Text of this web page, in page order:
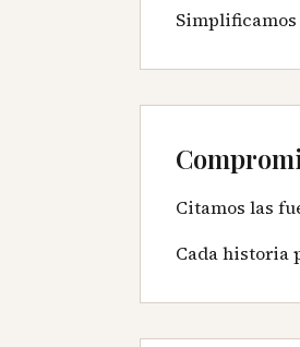
Citamos las
Cada historia